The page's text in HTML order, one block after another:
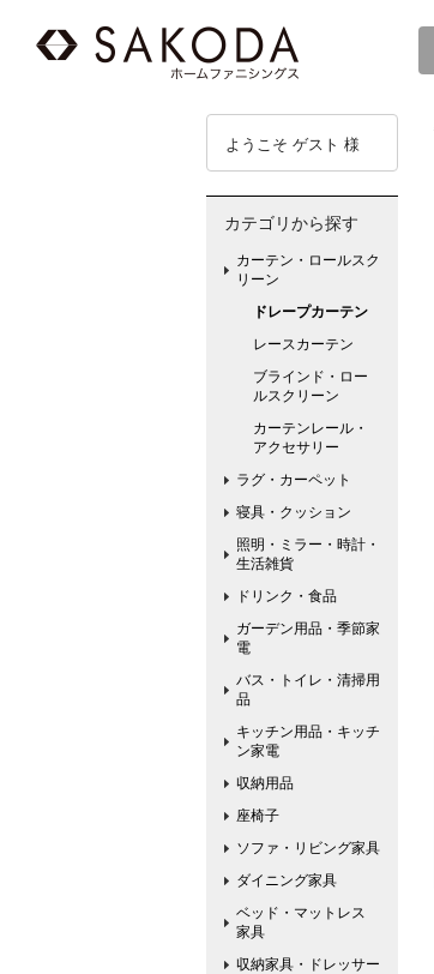
ようこそ ゲスト 様
カテゴリから探す
カーテン・ロールスク
リーン
ドレープカーテン
レースカーテン
ブラインド・ロー
ルスクリーン
カーテンレール・
アクセサリー
ラグ・カーペット
寝具・クッション
照明・ミラー・時計・
生活雑貨
ドリンク・食品
ガーデン用品・季節家
電
バス・トイレ・清掃用
品
キッチン用品・キッチ
ン家電
収納用品
座椅子
ソファ・リビング家具
ダイニング家具
ベッド・マットレス
家具
収納家具・ドレッサー